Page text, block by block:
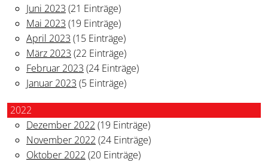
Juni 2023 (21 Einträge)
Mai 2023 (19 Einträge)
April 2023 (15 Einträge)
März 2023 (22 Einträge)
Februar 2023 (24 Einträge)
Januar 2023 (5 Einträge)
2022
Dezember 2022 (19 Einträge)
November 2022 (24 Einträge)
Oktober 2022 (20 Einträge)